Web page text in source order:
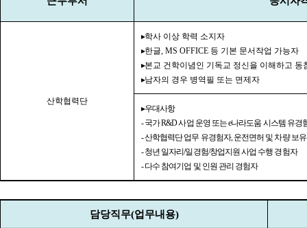
산학협력단
▸학사 이상 학력 소지자
▸한글, MS OFFICE 등 기본 문서작업 가능자
▸본교 건학이념인 기독교 정신을 이해하고 동
▸남자의 경우 병역필 또는 면제자
▸우대사항
- 국가R&D사업 운영 또는e나라도움 시스템 유경
-산학협력단 업무 유경험자, 운전면허 및 차량 보
- 청년 일자리/일경험/창업지원 사업 수행 경험자
- 다수 참여기업 및 인원 관리 경험자
담당직무(업무내용)